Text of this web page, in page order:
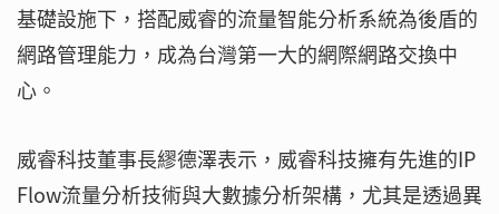
基礎設施下，搭配威睿的流量智能分析系統為後盾的
網路管理能力，成為台灣第一大的網際網路交換中
心。
威睿科技董事長繆德澤表示，威睿科技擁有先進的IP
Flow流量分析技術與大數據分析架構，尤其是透過異